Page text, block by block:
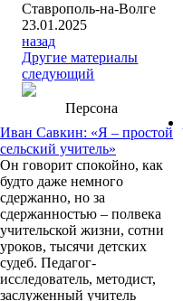
Ставрополь-на-Волге
23.01.2025
назад
Другие материалы
следующий
Персона
Иван Савкин: «Я – простой
сельский учитель»
Он говорит спокойно, как
будто даже немного
сдержанно, но за
сдержанностью – полвека
учительской жизни, сотни
уроков, тысячи детских
судеб. Педагог-
исследователь, методист,
заслуженный учитель